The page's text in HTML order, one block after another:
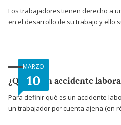
Los trabajadores tienen derecho a
en el desarrollo de su trabajo y ello
MARZO
10
¿Qué es un accidente
Para definir qué es un accidente
un trabajador por cuenta ajena (en